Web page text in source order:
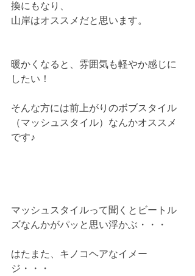
換にもなり、
山岸はオススメだと思います。
暖かくなると、雰囲気も軽やか感じに
したい！
そんな方には前上がりのボブスタイル
（マッシュスタイル）なんかオススメ
です♪
マッシュスタイルって聞くとビートル
ズなんかがパッと思い浮かぶ・・・
はたまた、キノコヘアなイメー
ジ・・・